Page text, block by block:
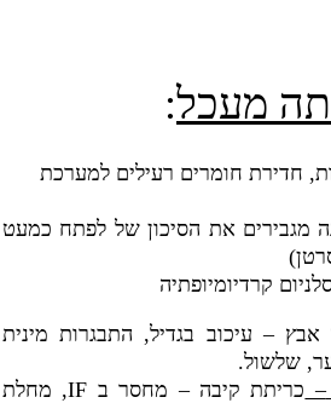
מעכל:
חדירת חומרים רעילים למערכת
מגבירים את הסיכון של לפתח כמעט
קרדיומיופתיה
– עיכוב בגדיל, התבגרות מינית
שלשול.
– כריתת קיבה – מחסר ב IF, מחלת